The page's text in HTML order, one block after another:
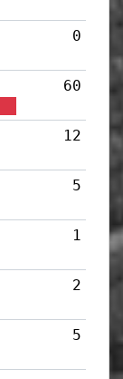
0
60
12
5
1
2
5